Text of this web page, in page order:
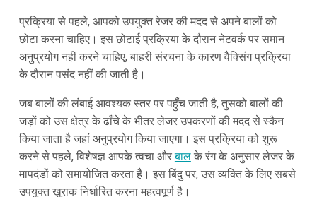
प्रक्रिया से पहले, आपको उपयुक्त रेजर की मदद से अपने बालों को
छोटा करना चाहिए। इस छोटाई प्रक्रिया के दौरान नेटवर्क पर समान
अनुप्रयोग नहीं करने चाहिए, बाहरी संरचना के कारण वैक्सिंग प्रक्रिया
के दौरान पसंद नहीं की जाती है।
जब बालों की लंबाई आवश्यक स्तर पर पहुँच जाती है, तुसको बालों की
जड़ों को उस क्षेत्र के ढाँचे के भीतर लेजर उपकरणों की मदद से स्कैन
किया जाता है जहां अनुप्रयोग किया जाएगा। इस प्रक्रिया को शुरू
करने से पहले, विशेषज्ञ आपके त्वचा औरबालके रंग के अनुसार लेजर के
मापदंडों को समायोजित करता है। इस बिंदु पर, उस व्यक्ति के लिए सबसे
उपयुक्त खुराक निर्धारित करना महत्वपूर्ण है।